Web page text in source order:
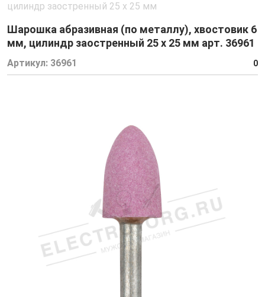
цилиндр заостренный 25 х 25 мм
Шарошка абразивная (по металлу), хвостовик 6
мм, цилиндр заостренный 25 х 25 мм арт. 36961
Артикул: 36961 0